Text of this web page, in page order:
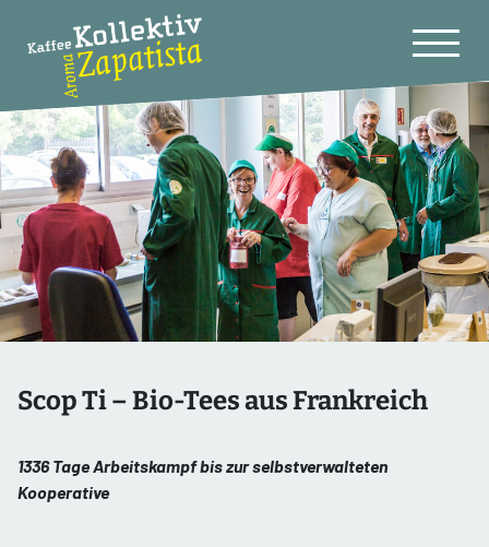
Scop Ti – Bio-Tees aus Frankreich
1336 Tage Arbeitskampf bis zur selbstverwalteten
Kooperative